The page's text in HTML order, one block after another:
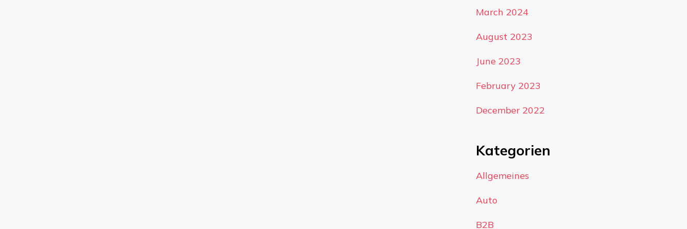
March 2024
August 2023
June 2023
February 2023
December 2022
Kategorien
Allgemeines
Auto
B2B